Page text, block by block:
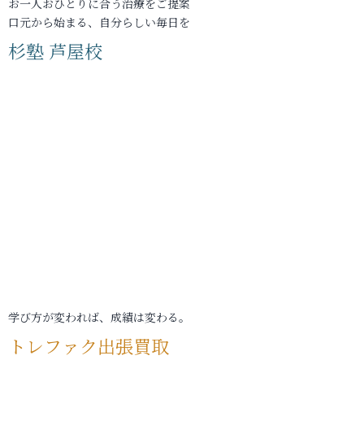
お一人おひとりに合う治療をご提案
口元から始まる、自分らしい毎日を
杉塾 芦屋校
学び方が変われば、成績は変わる。
トレファク出張買取